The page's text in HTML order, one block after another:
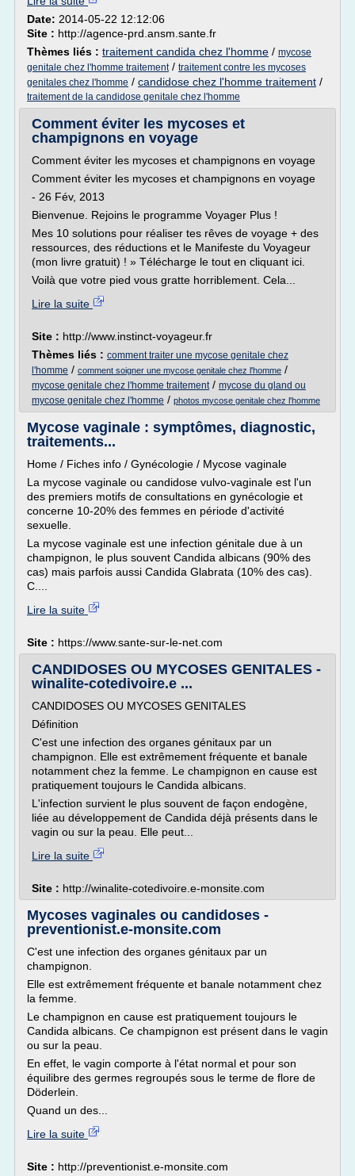
Date: 2014-05-22 12:12:06
Site : http://agence-prd.ansm.sante.fr
Thèmes liés : traitement candida chez l'homme / mycose
genitale chez l'homme traitement/ traitement contre les mycoses
genitales chez l'homme / candidose chez l'homme traitement /
traitement de la candidose genitale chez l'homme
Comment éviter les mycoses et
champignons en voyage
Comment éviter les mycoses et champignons en voyage
Comment éviter les mycoses et champignons en voyage
- 26 Fév, 2013
Bienvenue. Rejoins le programme Voyager Plus !
Mes 10 solutions pour réaliser tes rêves de voyage + des
ressources, des réductions et le Manifeste du Voyageur
(mon livre gratuit) ! » Télécharge le tout en cliquant ici.
Voilà que votre pied vous gratte horriblement. Cela...
Lire la suite
Site : http://www.instinct-voyageur.fr
Thèmes liés : comment traiter une mycose genitale chez
l'homme / comment soigner une mycose genitale chez l'homme /
mycose genitale chez l'homme traitement/ mycose du gland ou
mycose genitale chez l'homme / photos mycose genitale chez l'homme
Mycose vaginale : symptômes, diagnostic,
traitements...
Home / Fiches info / Gynécologie / Mycose vaginale
La mycose vaginale ou candidose vulvo-vaginale est l'un
des premiers motifs de consultations en gynécologie et
concerne 10-20% des femmes en période d'activité
sexuelle.
La mycose vaginale est une infection génitale due à un
champignon, le plus souvent Candida albicans (90% des
cas) mais parfois aussi Candida Glabrata (10% des cas).
C....
Lire la suite
Site : https://www.sante-sur-le-net.com
CANDIDOSES OU MYCOSES GENITALES -
winalite-cotedivoire.e ...
CANDIDOSES OU MYCOSES GENITALES
Définition
C'est une infection des organes génitaux par un
champignon. Elle est extrêmement fréquente et banale
notamment chez la femme. Le champignon en cause est
pratiquement toujours le Candida albicans.
L'infection survient le plus souvent de façon endogène,
liée au développement de Candida déjà présents dans le
vagin ou sur la peau. Elle peut...
Lire la suite
Site : http://winalite-cotedivoire.e-monsite.com
Mycoses vaginales ou candidoses -
preventionist.e-monsite.com
C'est une infection des organes génitaux par un
champignon.
Elle est extrêmement fréquente et banale notamment chez
la femme.
Le champignon en cause est pratiquement toujours le
Candida albicans. Ce champignon est présent dans le vagin
ou sur la peau.
En effet, le vagin comporte à l'état normal et pour son
équilibre des germes regroupés sous le terme de flore de
Döderlein.
Quand un des...
Lire la suite
Site : http://preventionist.e-monsite.com